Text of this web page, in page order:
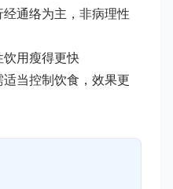
通络为主，非病理性
用瘦得更快
当控制饮食，效果更